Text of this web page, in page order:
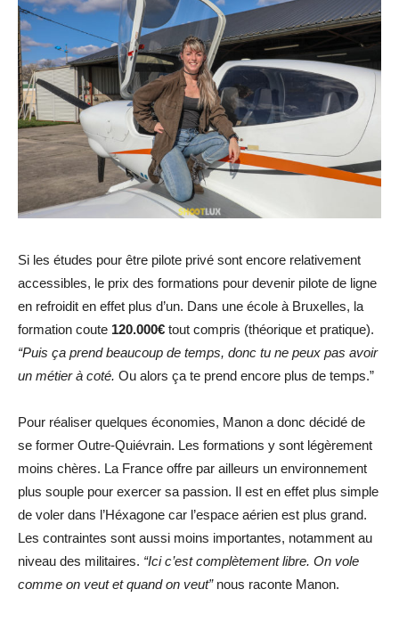
Si les études pour être pilote privé sont encore relativement
accessibles, le prix des formations pour devenir pilote de ligne
en refroidit en effet plus d’un. Dans une école à Bruxelles, la
formation coute 120.000€ tout compris (théorique et pratique).
“Puis ça prend beaucoup de temps, donc tu ne peux pas avoir
un métier à coté. Ou alors ça te prend encore plus de temps.”
Pour réaliser quelques économies, Manon a donc décidé de
se former Outre-Quiévrain. Les formations y sont légèrement
moins chères. La France offre par ailleurs un environnement
plus souple pour exercer sa passion. Il est en effet plus simple
de voler dans l’Héxagone car l’espace aérien est plus grand.
Les contraintes sont aussi moins importantes, notamment au
niveau des militaires. “Ici c’est complètement libre. On vole
comme on veut et quand on veut”nous raconte Manon.